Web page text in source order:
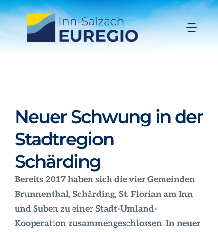
Zum
Inhalt
springen
Projekte
Förderungen
Organisation
Infos
Neuer Schwung in der
Stadtregion
Schärding
Bereits 2017 haben sich die vier Gemeinden
Brunnenthal, Schärding, St. Florian am Inn
und Suben zu einer Stadt-Umland-
Kooperation zusammengeschlossen. In neuer